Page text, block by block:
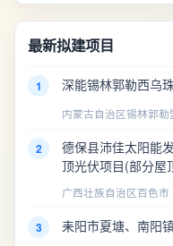
最新拟建项目
1 深能锡林郭勒西乌
内蒙古自治区锡林郭勒
2
德保县沛佳太阳能
顶光伏项目(部分屋
广西壮族自治区百色市
3 耒阳市夏塘、南阳